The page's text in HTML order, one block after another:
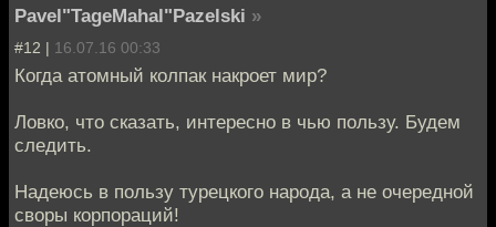
Pavel"TageMahal"Pazelski »
#12 | 16.07.16 00:33
Когда атомный колпак накроет мир?
Ловко, что сказать, интересно в чью пользу. Будем
следить.
Надеюсь в пользу турецкого народа, а не очередной
своры корпораций!